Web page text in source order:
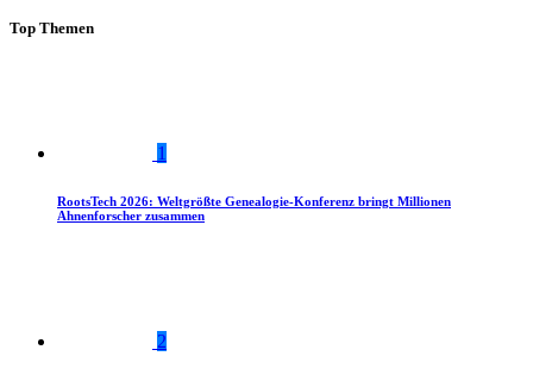
Top Themen
1
RootsTech 2026: Weltgrößte Genealogie-Konferenz bringt Millionen
Ahnenforscher zusammen
2